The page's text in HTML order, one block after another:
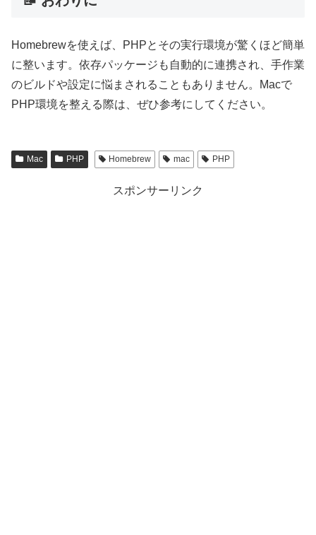
Homebrewを使えば、PHPとその実行環境が驚くほど簡単
に整います。依存パッケージも自動的に連携され、手作業
のビルドや設定に悩まされることもありません。Macで
PHP環境を整える際は、ぜひ参考にしてください。
Mac PHP Homebrew mac PHP
スポンサーリンク